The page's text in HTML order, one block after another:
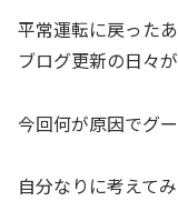
平常運転に戻った
ブログ更新の日々が
今回何が原因でグ
自分なりに考えてみ